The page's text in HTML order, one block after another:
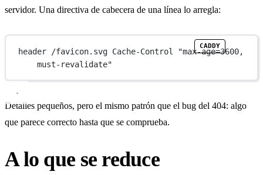
servidor. Una directiva de cabecera de una línea lo arregla:
header /favicon.svg Cache-Control
"max-age=3600,
must-revalidate"
Detalles pequeños, pero el mismo patrón que el bug del 404: algo
que parece correcto hasta que se comprueba.
A lo que se reduce